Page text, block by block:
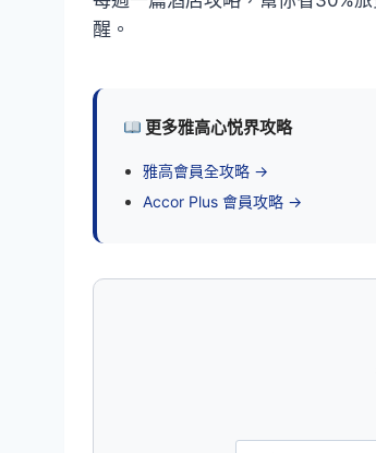
醒。
更多雅高心悦界攻略
雅高會員全攻略 →
Accor Plus 會員攻略 →